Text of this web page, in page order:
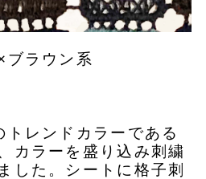
ブラウン系
トレンドカラーである
カラーを盛り込み刺繍
した。シートに格子刺